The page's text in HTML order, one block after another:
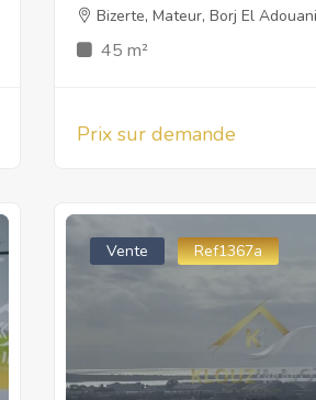
Bizerte, Mateur, Borj El Adouani
45 m²
Prix sur demande
Vente Ref1367a